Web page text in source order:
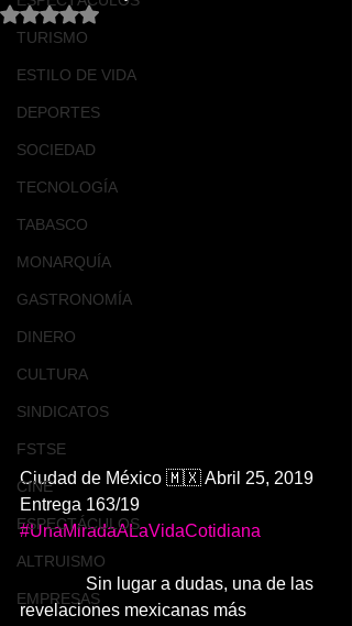
TURISMO
ESTILO DE VIDA
DEPORTES
SOCIEDAD
TECNOLOGÍA
TABASCO
MONARQUÍA
GASTRONOMÍA
DINERO
CULTURA
SINDICATOS
FSTSE
CINE
ESPECTÁCULOS
ALTRUISMO
EMPRESAS
Obtuvo NaN de 5 estrellas.
Ciudad de México 🇲🇽 Abril 25, 2019
Entrega 163/19
#UnaMiradaALaVidaCotidiana
revelaciones mexicanas más